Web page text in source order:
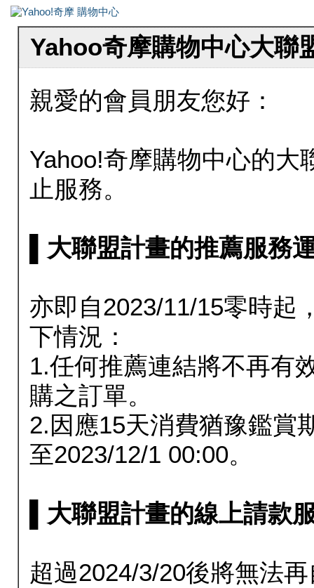
Yahoo奇摩購物中心大聯
親愛的會員朋友您好：
Yahoo!奇摩購物中心的大
止服務。
▌大聯盟計畫的推薦服務
亦即自2023/11/15零時起
下情況：
1.任何推薦連結將不再有
購之訂單。
2.因應15天消費猶豫鑑賞
至2023/12/1 00:00。
▌大聯盟計畫的線上請款
超過2024/3/20後將無法